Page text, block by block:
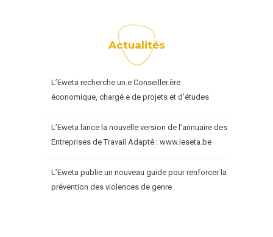
Actualités
L’Eweta recherche un.e Conseiller.ère
économique, chargé.e de projets et d’études
L’Eweta lance la nouvelle version de l’annuaire des
Entreprises de Travail Adapté : www.leseta.be
L’Eweta publie un nouveau guide pour renforcer la
prévention des violences de genre